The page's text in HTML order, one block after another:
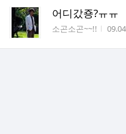
어디갔죵?ㅠㅠ
게시판명
소곤소곤~~!! 작성